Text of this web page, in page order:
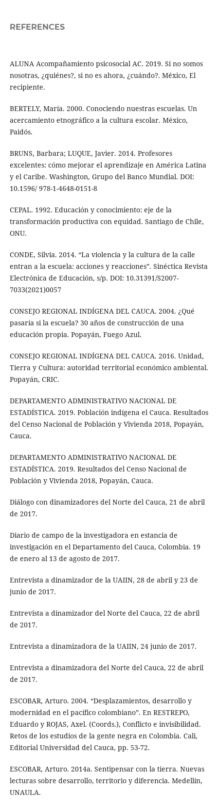
REFERENCES
ALUNA Acompañamiento psicosocial AC. 2019. Si no somos
nosotras, ¿quiénes?, si no es ahora, ¿cuándo?. México, El
recipiente.
BERTELY, María. 2000. Conociendo nuestras escuelas. Un
acercamiento etnográfico a la cultura escolar. México,
Paidós.
BRUNS, Barbara; LUQUE, Javier. 2014. Profesores
excelentes: cómo mejorar el aprendizaje en América Latina
y el Caribe. Washington, Grupo del Banco Mundial. DOI:
10.1596/ 978-1-4648-0151-8
CEPAL. 1992. Educación y conocimiento: eje de la
transformación productiva con equidad. Santiago de Chile,
ONU.
CONDE, Silvia. 2014. “La violencia y la cultura de la calle
entran a la escuela: acciones y reacciones”. Sinéctica Revista
Electrónica de Educación, s/p. DOI: 10.31391/S2007-
7033(2021)0057
CONSEJO REGIONAL INDÍGENA DEL CAUCA. 2004. ¿Qué
pasaría si la escuela? 30 años de construcción de una
educación propia. Popayán, Fuego Azul.
CONSEJO REGIONAL INDÍGENA DEL CAUCA. 2016. Unidad,
Tierra y Cultura: autoridad territorial económico ambiental.
Popayán, CRIC.
DEPARTAMENTO ADMINISTRATIVO NACIONAL DE
ESTADÍSTICA. 2019. Población indígena el Cauca. Resultados
del Censo Nacional de Población y Vivienda 2018, Popayán,
Cauca.
DEPARTAMENTO ADMINISTRATIVO NACIONAL DE
ESTADÍSTICA. 2019. Resultados del Censo Nacional de
Población y Vivienda 2018, Popayán, Cauca.
Diálogo con dinamizadores del Norte del Cauca, 21 de abril
de 2017.
Diario de campo de la investigadora en estancia de
investigación en el Departamento del Cauca, Colombia. 19
de enero al 13 de agosto de 2017.
Entrevista a dinamizador de la UAIIN, 28 de abril y 23 de
junio de 2017.
Entrevista a dinamizador del Norte del Cauca, 22 de abril
de 2017.
Entrevista a dinamizadora de la UAIIN, 24 junio de 2017.
Entrevista a dinamizadora del Norte del Cauca, 22 de abril
de 2017.
ESCOBAR, Arturo. 2004. “Desplazamientos, desarrollo y
modernidad en el pacífico colombiano”. En RESTREPO,
Eduardo y ROJAS, Axel. (Coords.), Conflicto e invisibilidad.
Retos de los estudios de la gente negra en Colombia. Cali,
Editorial Universidad del Cauca, pp. 53-72.
ESCOBAR, Arturo. 2014a. Sentipensar con la tierra. Nuevas
lecturas sobre desarrollo, territorio y diferencia. Medellín,
UNAULA.